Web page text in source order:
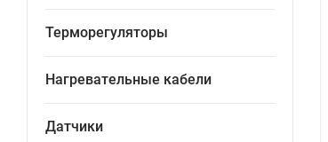
Терморегуляторы
Нагревательные кабели
Датчики